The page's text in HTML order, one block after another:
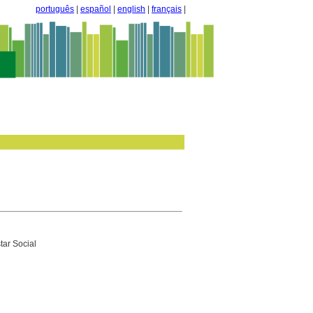
português español english français
Social